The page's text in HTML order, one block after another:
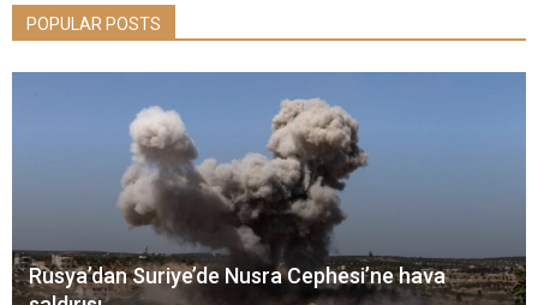
POPULAR POSTS
Rusya’dan Suriye’de Nusra Cephesi’ne hava